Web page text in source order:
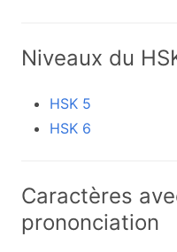
Niveaux du
HSK 5
HSK 6
Caractères
prononciation